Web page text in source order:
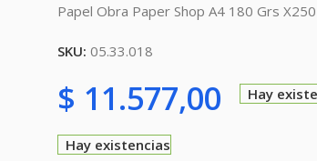
Papel Obra Paper Shop A4 180 Grs
SKU: 05.33.018
$ 11.577,00 Hay
Hay existencias